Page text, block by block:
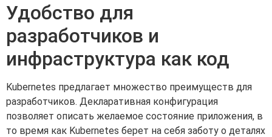
Удобство для
разработчиков и
инфраструктура как код
Kubernetes предлагает множество преимуществ для
разработчиков. Декларативная конфигурация
позволяет описать желаемое состояние приложения, в
то время как Kubernetes берет на себя заботу о деталях